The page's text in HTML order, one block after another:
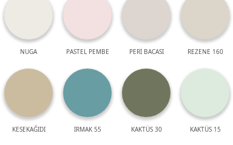
NUGA PASTEL PEMBE PERİ BACASI REZENE 160
KESEKAĞIDI IRMAK 55 KAKTÜS 30 KAKTÜS 15